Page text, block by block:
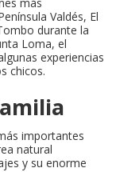
más
Valdés, El
durante la
Loma, el
experiencias
chicos.
importantes
natural
y su enorme